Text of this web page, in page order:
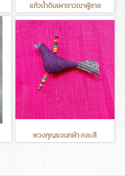
แก้วน้ำดินเผาชาวเขาผู้ชาย
พวงกุญแจนกผ้า คละสี